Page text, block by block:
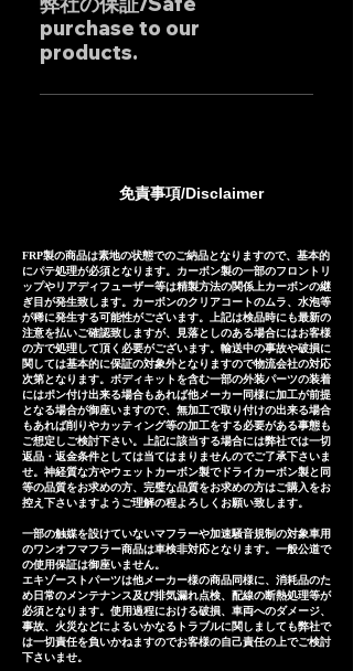
ensuring high precision and
outstanding cost
performance.
します。 ・ステンレス製マフラ
ー：25-30日前後 ・チタン製マフ
ラー：35-40日前後 Our Exhaust
are basically tailor-made to
times are as follows. *The
guide including domestic
delivery days in japan, and may
vary depending on the
shipping country. Stainless
steel Exhaust system:
approximately 25-30 days
Titanium Exhaust system:
approximately 35-40 days
ださいませ。 Wholesale prices
are set for almost all products,
so please feel free to inquire.
purchase to our
products.
弊社のマフラーは国内外のお客様
密に製作されておりますが、万が
一微調整ができずに取り付けが出
商品の瑕疵などに対しましては代
替品やご返金(返金額はケースバイ
ケース)にてご対応させて頂いてお
ります。 Our exhaust systems
are sold to numerous
customers both domestically
and internationally and are
precisely manufactured based
on extensive fitting data.
However, in the unlikely event
that the exhaust system
cannot be installed due to
inability to make minor
adjustments or if there are
defects within three months of
installation, we will respond by
免責事項/Disclaimer
FRP製の商品は素地の状態でのご納品となりますので、基本的
にパテ処理が必須となります。カーボン製の一部のフロントリ
ップやリアディフューザー等は精製方法の関係上カーボンの継
ぎ目が発生致します。カーボンのクリアコートのムラ、水泡等
が稀に発生する可能性がございます。上記は検品時にも最新の
注意を払いご確認致しますが、見落としのある場合にはお客様
の方で処理して頂く必要がございます。輸送中の事故や破損に
関しては基本的に保証の対象外となりますので物流会社の対応
次第となります。ボディキットを含む一部の外装パーツの装着
にはポン付け出来る場合もあれば他メーカー同様に加工が前提
となる場合が御座いますので、無加工で取り付けの出来る場合
もあれば削りやカッティング等の加工をする必要がある事態も
ご想定しご検討下さい。上記に該当する場合には弊社では一切
返品・返金条件としては当てはまりませんのでご了承下さいま
せ。神経質な方やウェットカーボン製でドライカーボン製と同
等の品質をお求めの方、完璧な品質をお求めの方はご購入をお
控え下さいますようご理解の程よろしくお願い致します。
一部の触媒を設けていないマフラーや加速騒音規制の対象車用
のワンオフマフラー商品は車検非対応となります。一般公道で
の使用保証は御座いません。
エキゾーストパーツは他メーカー様の商品同様に、消耗品のた
め日常のメンテナンス及び排気漏れ点検、配線の断熱処理等が
必須となります。使用過程における破損、車両へのダメージ、
事故、火災などによるいかなるトラブルに関しましても弊社で
は一切責任を負いかねますのでお客様の自己責任の上でご検討
下さいませ。